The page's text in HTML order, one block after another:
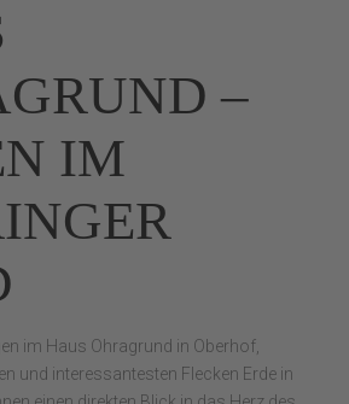
–
IM
im Haus Ohragrund in Oberhof,
und interessantesten Flecken Erde in